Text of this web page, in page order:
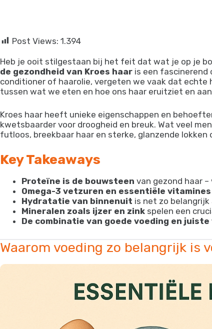
Post Views: 1.394
Heb je ooit stilgestaan bij het feit dat wat je op je
de gezondheid van Kroes haar is een fascinerend
conditioner of haarolie, vergeten we vaak dat echte
tussen wat we eten en hoe ons haar eruitziet en
Kroes haar heeft unieke eigenschappen en
kwetsbaarder voor droogheid en breuk. Wat veel
futloos, breekbaar haar en sterke, glanzende lokken
Key Takeaways
Proteïne is de bouwsteen van gezond haar
Omega-3 vetzuren en essentiële vitamines
Hydratatie van binnenuit is net zo
Mineralen zoals ijzer en zinkspelen een
De combinatie van goede voeding en
Waarom voeding zo belangrijk is